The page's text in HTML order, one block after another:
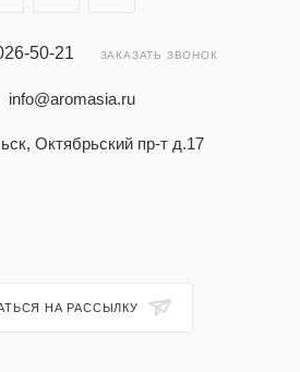
50-21 ЗАКАЗАТЬ ЗВОНОК
info@aromasia.ru
Октябрьский пр-т д.17
НА РАССЫЛКУ